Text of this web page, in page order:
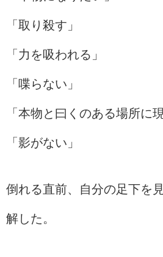
「取り殺す」
「力を吸われる」
「喋らない」
「本物と曰くのある場所に
「影がない」
倒れる直前、自分の足下を
解した。